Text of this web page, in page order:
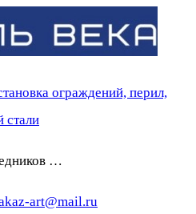
ограждений, перил,
стали
…
art@mail.ru